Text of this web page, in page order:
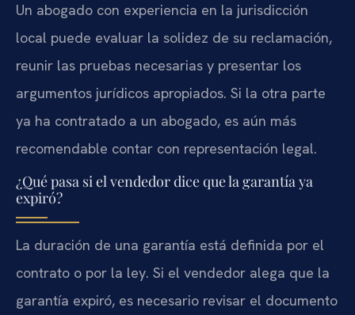
Un abogado con experiencia en la jurisdicción
local puede evaluar la solidez de su reclamación,
reunir las pruebas necesarias y presentar los
argumentos jurídicos apropiados. Si la otra parte
ya ha contratado a un abogado, es aún más
recomendable contar con representación legal.
¿Qué pasa si el vendedor dice que la garantía ya
expiró?
La duración de una garantía está definida por el
contrato o por la ley. Si el vendedor alega que la
garantía expiró, es necesario revisar el documento